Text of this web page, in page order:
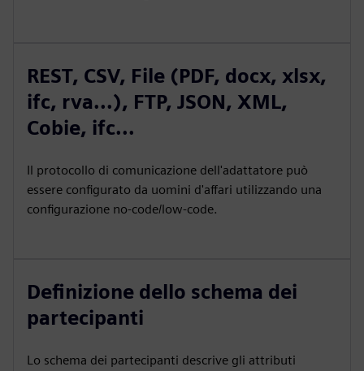
REST, CSV, File (PDF, docx, xlsx,
ifc, rva...), FTP, JSON, XML,
Cobie, ifc...
Il protocollo di comunicazione dell'adattatore può
essere configurato da uomini d'affari utilizzando una
configurazione no-code/low-code.
Definizione dello schema dei
partecipanti
Lo schema dei partecipanti descrive gli attributi